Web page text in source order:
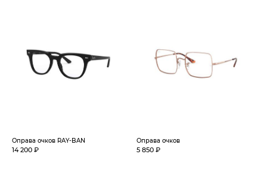
Оправа очков RAY-BAN
14 200 ₽
Оправа очков
5 850 ₽